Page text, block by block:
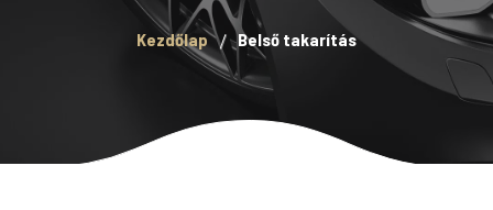
Kezdőlap Belső takarítás